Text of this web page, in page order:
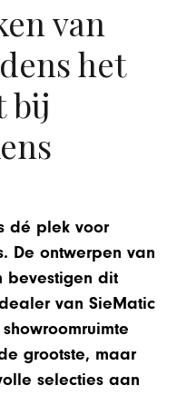
van
het
bij
dé plek voor
De ontwerpen van
bevestigen dit
van SieMatic
grootste, maar
selecties aan